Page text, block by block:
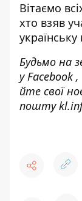
Вітаємо
хто взяв
Будьмо на
уFacebook,
йте свої
пошту